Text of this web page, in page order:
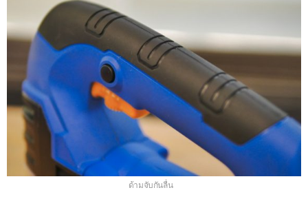
ด้ามจับกันลื่น